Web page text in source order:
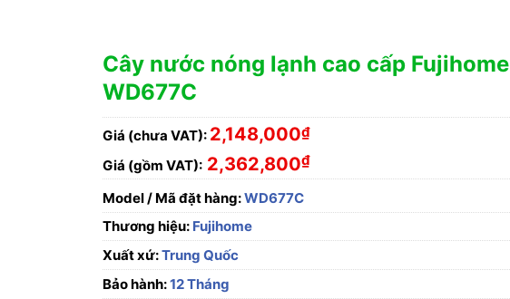
Cây nước nóng lạnh cao cấp Fujihome
WD677C
Giá (chưa VAT): 2,148,000₫
Giá (gồm VAT): 2,362,800₫
Model / Mã đặt hàng:WD677C
Thương hiệu: Fujihome
Xuất xứ:Trung Quốc
Bảo hành:12 Tháng